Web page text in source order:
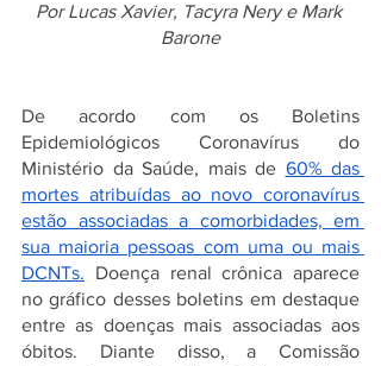
Por Lucas Xavier, Tacyra Nery e Mark
Barone
De acordo com os Boletins
Epidemiológicos Coronavírus do
Ministério da Saúde, mais de 60% das
mortes atribuídas ao novo coronavírus
estão associadas a comorbidades, em
sua maioria pessoas com uma ou mais
DCNTs. Doença renal crônica aparece
no gráfico desses boletins em destaque
entre as doenças mais associadas aos
óbitos. Diante disso, a Comissão